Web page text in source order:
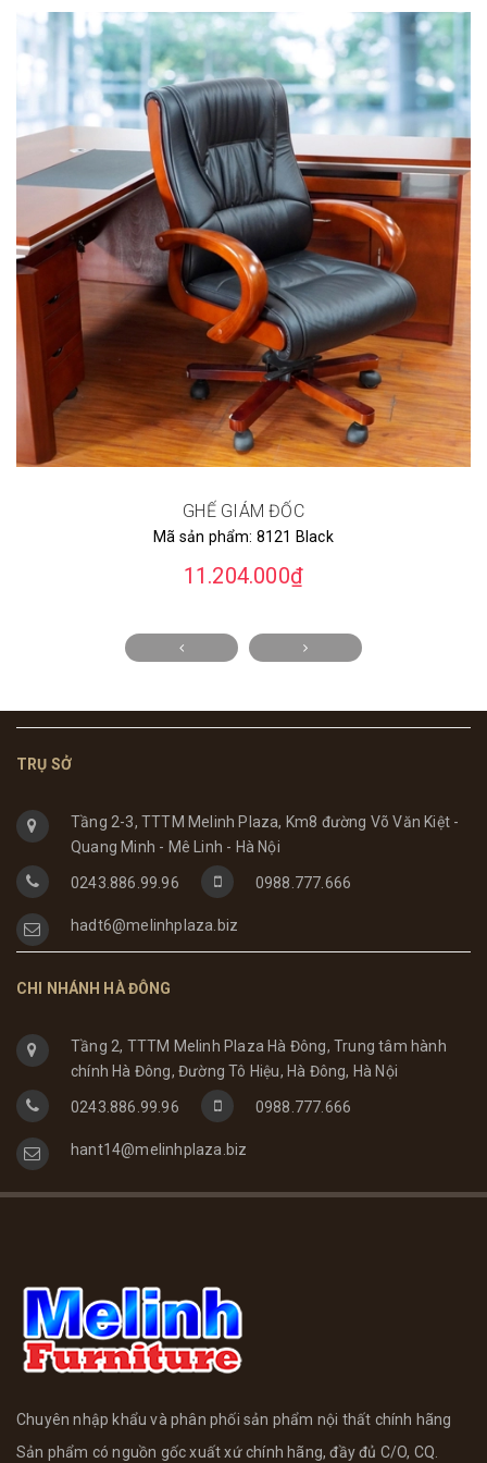
GHẾ GIÁM ĐỐC
Mã sản phẩm: 8121 Black
11.204.000₫
TRỤ SỞ
Tầng 2-3, TTTM Melinh Plaza, Km8 đường Võ Văn Kiệt -
Quang Minh - Mê Linh - Hà Nội
0243.886.99.96 0988.777.666
hadt6@melinhplaza.biz
CHI NHÁNH HÀ ĐÔNG
Tầng 2, TTTM Melinh Plaza Hà Đông, Trung tâm hành
chính Hà Đông, Đường Tô Hiệu, Hà Đông, Hà Nội
0243.886.99.96 0988.777.666
hant14@melinhplaza.biz
Chuyên nhập khẩu và phân phối sản phẩm nội thất chính hãng
Sản phẩm có nguồn gốc xuất xứ chính hãng, đầy đủ C/O, CQ.